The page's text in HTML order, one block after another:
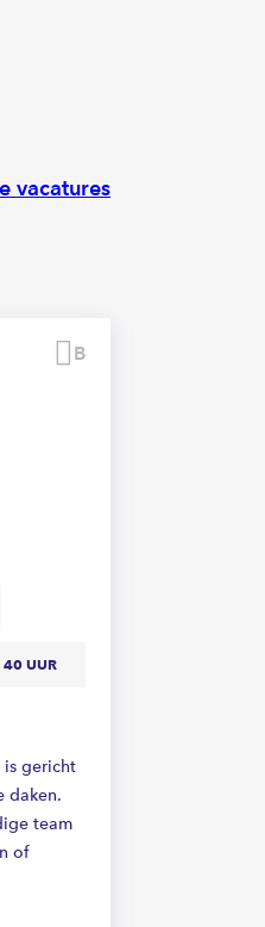
UUR
gericht
daken.
team
of
Bewaren
vacatures